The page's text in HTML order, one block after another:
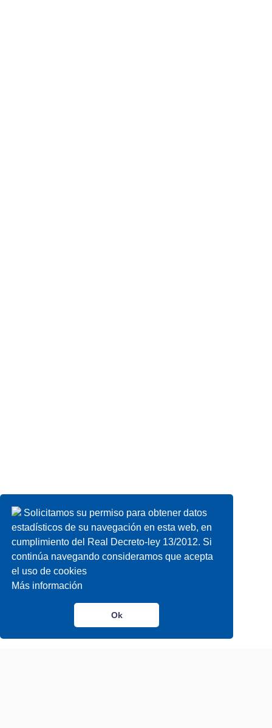
Solicitamos su permiso para obtener datos
estadísticos de su navegación en esta web, en
cumplimiento del Real Decreto-ley 13/2012. Si
continúa navegando consideramos que acepta
el uso de cookies
Más información
Ok